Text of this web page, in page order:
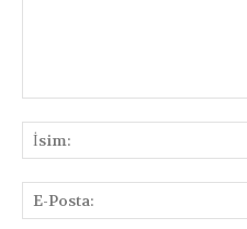
ve
Deneyimlerinizi